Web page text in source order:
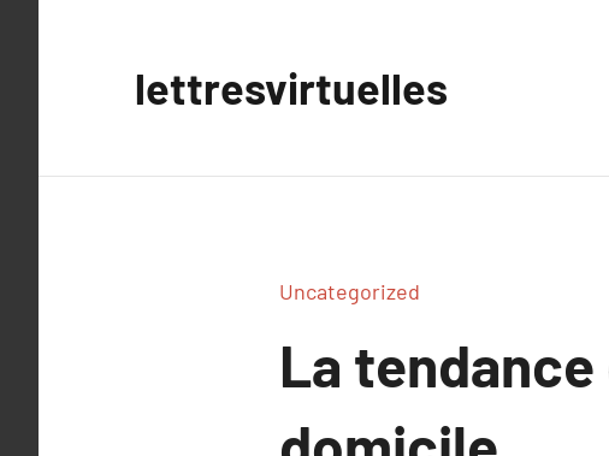
lettresvirtuelles
Uncategorized
La